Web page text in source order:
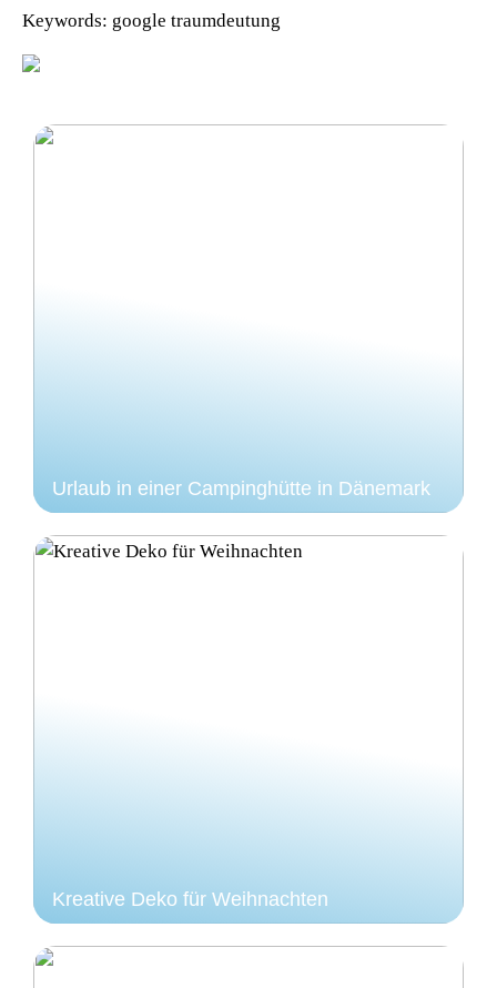
Keywords: google traumdeutung
Urlaub in einer Campinghütte in Dänemark
Kreative Deko für Weihnachten